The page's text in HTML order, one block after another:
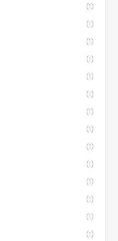
(1)
(1)
(1)
(1)
(1)
(1)
(1)
(1)
(1)
(1)
(1)
(1)
(1)
(1)